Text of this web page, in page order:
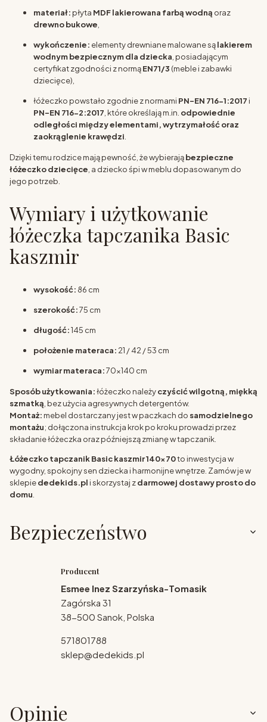
materiał: płyta MDF lakierowana farbą wodną oraz
drewno bukowe
wykończenie: elementy drewniane malowane sąlakierem
wodnym bezpiecznym dla dziecka , posiadającym
certyfikat zgodności z normąEN71/3 (meble i zabawki
dziecięce),
łóżeczko powstało zgodnie z normami PN-EN 716-1:2017 i
PN-EN 716-2:2017 , które określają m.in. odpowiednie
odległości między elementami, wytrzymałość oraz
zaokrąglenie krawędzi
Dzięki temu rodzice mają pewność, że wybierająbezpieczne
łóżeczko dziecięce , a dziecko śpi w meblu dopasowanym do
jego potrzeb.
Wymiary i użytkowanie
łóżeczka tapczanika Basic
kaszmir
wysokość: 86 cm
szerokość:75 cm
długość:145 cm
położenie materaca: 21 / 42 / 53 cm
wymiar materaca:70x140 cm
Sposób użytkowania:łóżeczko należyczyścić wilgotną, miękką
szmatką , bez użycia agresywnych detergentów.
Montaż: mebel dostarczany jest w paczkach do samodzielnego
montażu; dołączona instrukcja krok po kroku prowadzi przez
składanie łóżeczka oraz późniejszą zmianę w tapczanik.
Łóżeczko tapczanik Basic kaszmir 140x70to inwestycja w
wygodny, spokojny sen dziecka i harmonijne wnętrze. Zamów je w
sklepiededekids.pl i skorzystaj zdarmowej dostawy prosto do
domu
Bezpieczeństwo
Producent
Esmee Inez Szarzyńska-Tomasik
Zagórska 31
38-500 Sanok, Polska
571801788
sklep@dedekids.pl
Opinie